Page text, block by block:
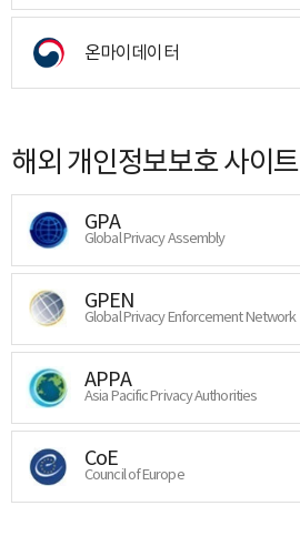
온마이데이터
해외 개인정보보호 사이트
GPA
Global Privacy Assembly
GPEN
Global Privacy Enforcement Network
APPA
Asia Pacific Privacy Authorities
CoE
Council of Europe